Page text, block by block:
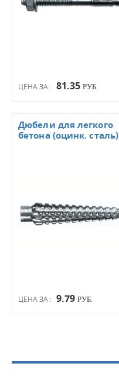
ЦЕНА ЗА : 81.35 РУБ.
ЦЕНА ЗА : 9.79 РУБ.
Дюбели для легкого
бетона (оцинк. сталь)